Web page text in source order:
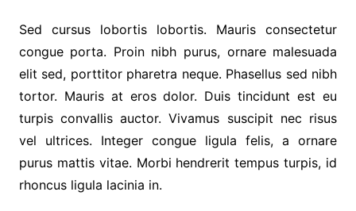
Sed cursus lobortis lobortis. Mauris consectetur
congue porta. Proin nibh purus, ornare malesuada
elit sed, porttitor pharetra neque. Phasellus sed nibh
tortor. Mauris at eros dolor. Duis tincidunt est eu
turpis convallis auctor. Vivamus suscipit nec risus
vel ultrices. Integer congue ligula felis, a ornare
purus mattis vitae. Morbi hendrerit tempus turpis, id
rhoncus ligula lacinia in.